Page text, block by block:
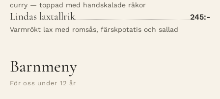
curry — toppad med handskalade räkor
Lindas laxtallrik 245:-
Varmrökt lax med romsås, färskpotatis och sallad
Barnmeny
För oss under 12 år